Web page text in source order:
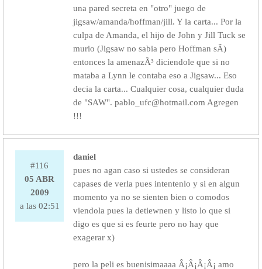
una pared secreta en "otro" juego de
jigsaw/amanda/hoffman/jill. Y la carta... Por la
culpa de Amanda, el hijo de John y Jill Tuck se
murio (Jigsaw no sabia pero Hoffman sÃ­)
entonces la amenazÃ³ diciendole que si no
mataba a Lynn le contaba eso a Jigsaw... Eso
decia la carta... Cualquier cosa, cualquier duda
de "SAW". pablo_ufc@hotmail.com Agregen
!!!
#116
05 ABR
2009
a las 02:51
daniel
pues no agan caso si ustedes se consideran
capases de verla pues intentenlo y si en algun
momento ya no se sienten bien o comodos
viendola pues la detiewnen y listo lo que si
digo es que si es feurte pero no hay que
exagerar x)
pero la peli es buenisimaaaa Â¡Â¡Â¡Â¡ amo